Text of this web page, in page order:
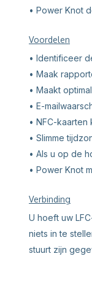
• Power Knot
Voordelen
• Identificeer
• Maak
• Maakt
• E-
• NFC-
• Slimme
• Als u op de
• Power Knot
Verbinding
U hoeft uw
niets in te
stuurt zijn